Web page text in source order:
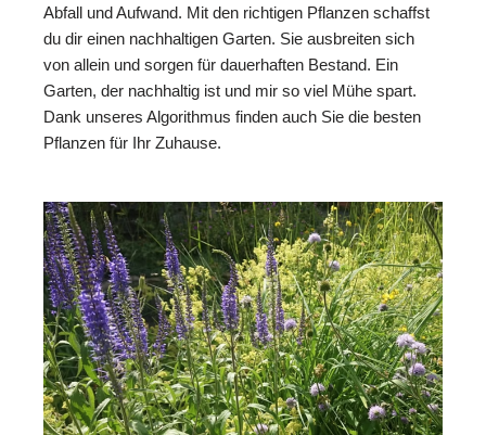
Abfall und Aufwand. Mit den richtigen Pflanzen schaffst
du dir einen nachhaltigen Garten. Sie ausbreiten sich
von allein und sorgen für dauerhaften Bestand. Ein
Garten, der nachhaltig ist und mir so viel Mühe spart.
Dank unseres Algorithmus finden auch Sie die besten
Pflanzen für Ihr Zuhause.